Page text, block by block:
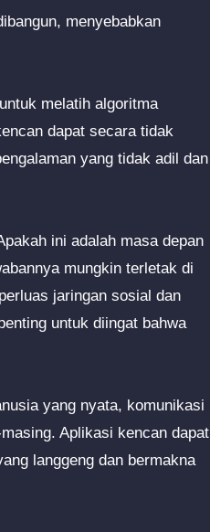
menyebabkan
melatih algoritma
dapat secara tidak
yang tidak adil dan
ini adalah masa depan
mungkin terletak di
jaringan sosial dan
untuk diingat bahwa
yang nyata, komunikasi
Aplikasi kencan dapat
langgeng dan bermakna